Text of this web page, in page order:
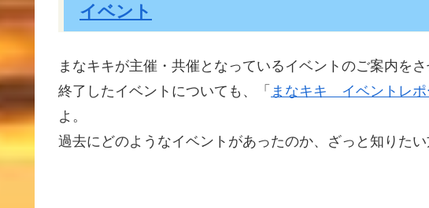
イベント
まなキキが主催・共催となっているイベントのご案内をさ
終了したイベントについても、「 まなキキ イベントレポ
よ。
過去にどのようなイベントがあったのか、ざっと知りたい